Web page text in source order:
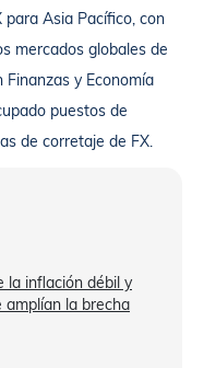
Asia Pacífico, con
mercados globales de
Finanzas y Economía
puestos de
de corretaje de FX.
la inflación débil y
amplían la brecha